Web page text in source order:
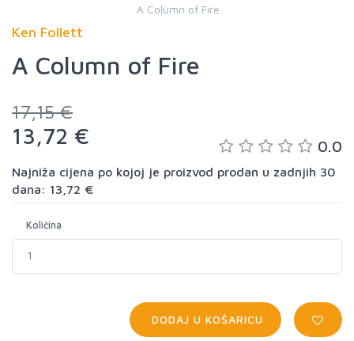
A Column of Fire
Ken Follett
A Column of Fire
17,15 €
13,72 € 0.0
Najniža cijena po kojoj je proizvod prodan u zadnjih 30
dana: 13,72 €
Količina
DODAJ U KOŠARICU